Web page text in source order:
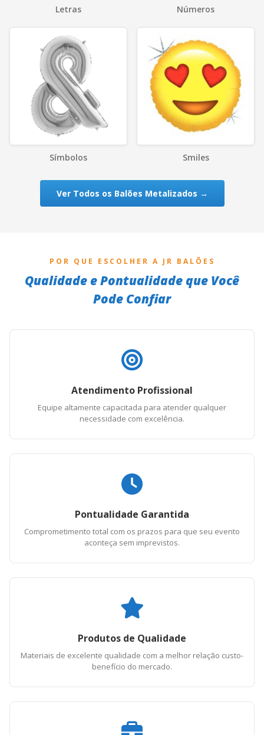
Letras Números
Símbolos Smiles
Ver Todos os Balões Metalizados →
POR QUE ESCOLHER A JR BALÕES
Qualidade e Pontualidade que Você
Pode Confiar
Atendimento Profissional
Equipe altamente capacitada para atender qualquer
necessidade com excelência.
Pontualidade Garantida
Comprometimento total com os prazos para que seu evento
aconteça sem imprevistos.
Produtos de Qualidade
Materiais de excelente qualidade com a melhor relação custo-
benefício do mercado.